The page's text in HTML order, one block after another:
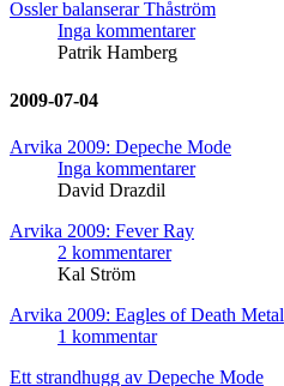
Ossler balanserar Thåström
Inga kommentarer
Patrik Hamberg
2009-07-04
Arvika 2009: Depeche Mode
Inga kommentarer
David Drazdil
Arvika 2009: Fever Ray
2 kommentarer
Kal Ström
Arvika 2009: Eagles of Death Metal
1 kommentar
Ett strandhugg av Depeche Mode